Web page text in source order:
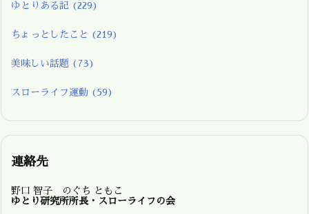
ゆとりある記 (229)
ちょっとしたこと (219)
美味しい話題 (73)
スローライフ運動 (59)
連絡先
野口 智子 のぐち ともこ
ゆとり研究所所長・スローライフの会